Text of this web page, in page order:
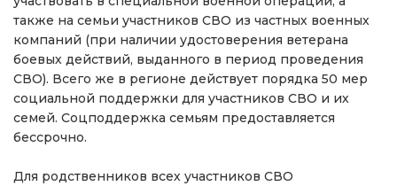
также на семьи участников СВО из частных военных
компаний (при наличии удостоверения ветерана
боевых действий, выданного в период проведения
СВО). Всего же в регионе действует порядка 50 мер
социальной поддержки для участников СВО и их
семей. Соцподдержка семьям предоставляется
бессрочно.
Для родственников всех участников СВО